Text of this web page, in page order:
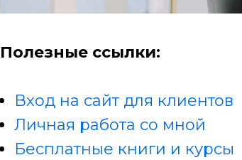
Полезные ссылки:
Вход на сайт для клиентов
Личная работа со мной
Бесплатные книги и курсы